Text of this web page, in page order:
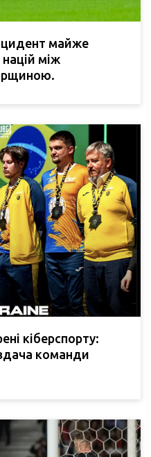
майже
між
кіберспорту:
команди